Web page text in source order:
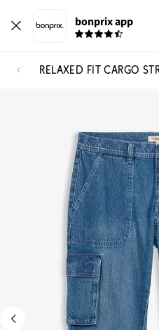
bonprix app
RELAXED FIT CARGO